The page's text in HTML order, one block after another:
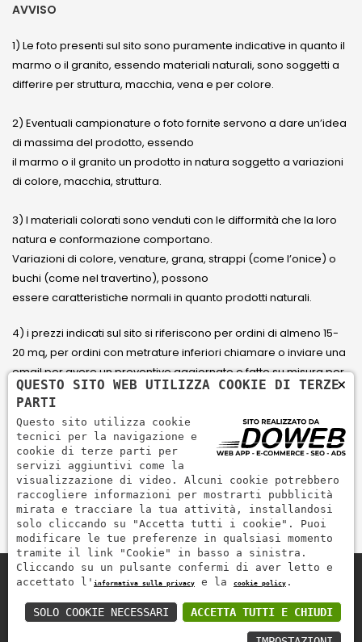
AVVISO
1) Le foto presenti sul sito sono puramente indicative in quanto il
marmo o il granito, essendo materiali naturali, sono soggetti a
differire per struttura, macchia, vena e per colore.
2) Eventuali campionature o foto fornite servono a dare un’idea
di massima del prodotto, essendo
il marmo o il granito un prodotto in natura soggetto a variazioni
di colore, macchia, struttura.
3) I materiali colorati sono venduti con le difformità che la loro
natura e conformazione comportano.
Variazioni di colore, venature, grana, strappi (come l’onice) o
buchi (come nel travertino), possono
essere caratteristiche normali in quanto prodotti naturali.
4) i prezzi indicati sul sito si riferiscono per ordini di almeno 15-
20 mq, per ordini con metrature inferiori chiamare o inviare una
email per avere un preventivo aggiornato e fatto su misura per
il cliente.
5) Paga con Carta di credito Visa, Visa Electron, Maestro,
Mastercard tramite il circuito PayPal. PayPal serve per pagare,
inviare denaro e accettare pagamenti in modo rapido,
semplice e sicuro.
Zem Marmi P.I. 03463990246
Paga in modo sicuro con
×
QUESTO SITO WEB UTILIZZA COOKIE DI TERZE
PARTI
Questo sito utilizza cookie
tecnici per la navigazione e
cookie di terze parti per
servizi aggiuntivi come la
visualizzazione di video. Alcuni cookie potrebbero
raccogliere informazioni per mostrarti pubblicità
mirata e tracciare la tua attività, installandosi
solo cliccando su "Accetta tutti i cookie". Puoi
modificare le tue preferenze in qualsiasi momento
tramite il link "Cookie" in basso a sinistra.
Cliccando su un pulsante confermi di aver letto e
accettato l' informativa sulla privacy e la cookie policy .
ACCETTA TUTTI E CHIUDI
SOLO COOKIE NECESSARI